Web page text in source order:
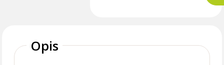
Opis